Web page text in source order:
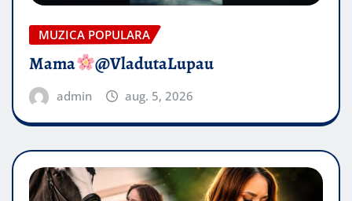
MUZICA POPULARA
Mama @VladutaLupau
admin aug. 5, 2026